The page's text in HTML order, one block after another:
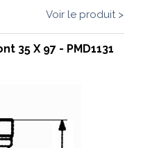
Voir le produit >
35 X 97 - PMD1131